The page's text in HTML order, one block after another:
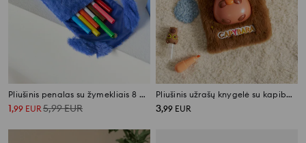
Pliušinis penalas su žymekliais 8 pack Stitch
1,99 EUR 5,99EUR
Pliušinis užrašų knygelė su kapibaros motyvu
3,99 EUR